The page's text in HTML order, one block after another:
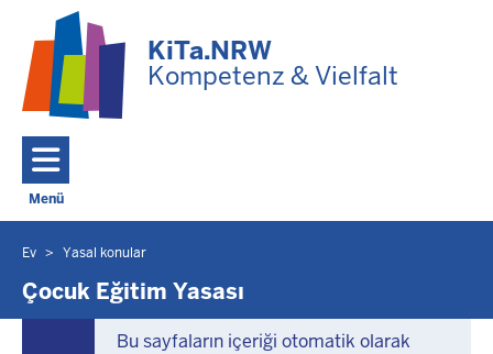
KiTa.NRW
Kompetenz & Vielfalt
Menü
Toggle navigation: Ana Menü
Burada
bulunuyorsunuz
Ev Yasal konular
Çocuk Eğitim Yasası
Bu sayfaların içeriği otomatik olarak